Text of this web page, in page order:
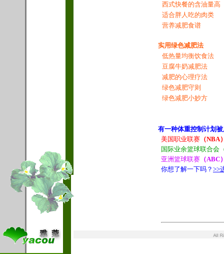
西式快餐的含油量高
适合胖人吃的肉类
营养减肥食谱
实用绿色减肥法
低热量均衡饮食法
豆腐牛奶减肥法
减肥的心理疗法
绿色减肥守则
绿色减肥小妙方
有一种体重控制计划
美国职业联赛 （NBA
国际业余篮球联合会
亚洲篮球联赛 （ABC
你想了解一下吗？ >>